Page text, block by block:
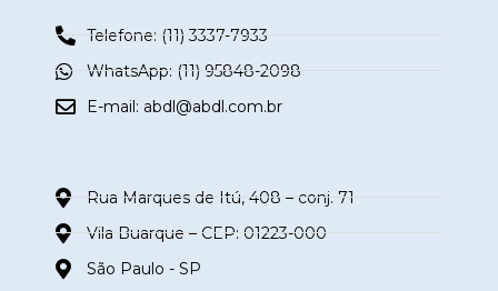
Telefone: (11) 3337-7933
WhatsApp: (11) 95848-2098
E-mail: abdl@abdl.com.br
Rua Marques de Itú, 408 – conj. 71
Vila Buarque – CEP: 01223-000
São Paulo - SP